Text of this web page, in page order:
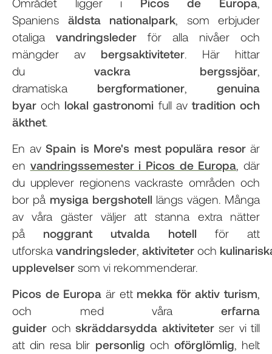
Området ligger i Picos de Europa,
Spaniens äldsta nationalpark, som erbjuder
otaliga vandringsleder för alla nivåer och
mängder av bergsaktiviteter. Här hittar
du vackra bergssjöar,
dramatiska bergformationer, genuina
byar och lokal gastronomi full av tradition och
äkthet.
En av Spain is More's mest populära resorär
en vandringssemester i Picos de Europa, där
du upplever regionens vackraste områden och
bor på mysiga bergshotell längs vägen. Många
av våra gäster väljer att stanna extra nätter
på noggrant utvalda hotell för att
utforska vandringsleder, aktiviteter och
upplevelser som vi rekommenderar.
Picos de Europa är ett mekka för aktiv turism,
och med våra erfarna
guider och skräddarsydda aktiviteterser vi till
att din resa blir personlig och oförglömlig, helt